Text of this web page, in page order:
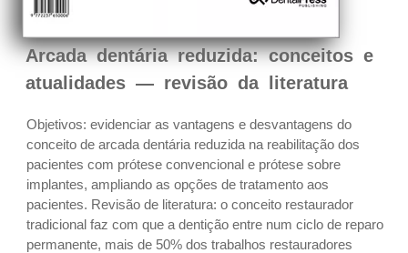
Arcada dentária reduzida: conceitos e
atualidades — revisão da literatura
Objetivos: evidenciar as vantagens e desvantagens do
conceito de arcada dentária reduzida na reabilitação dos
pacientes com prótese convencional e prótese sobre
implantes, ampliando as opções de tratamento aos
pacientes. Revisão de literatura: o conceito restaurador
tradicional faz com que a dentição entre num ciclo de reparo
permanente, mais de 50% dos trabalhos restauradores